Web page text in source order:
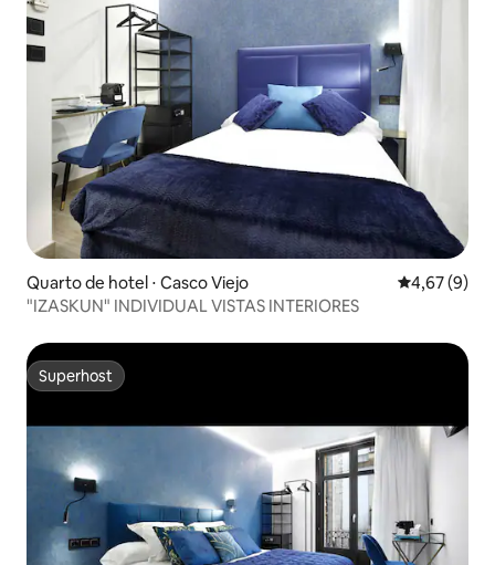
Quarto de hotel ⋅ Casco Viejo 4,67 de uma
4,67 (9)
"IZASKUN" INDIVIDUAL VISTAS INTERIORES
Superhost
Superhost